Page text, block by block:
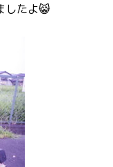
したよ😸